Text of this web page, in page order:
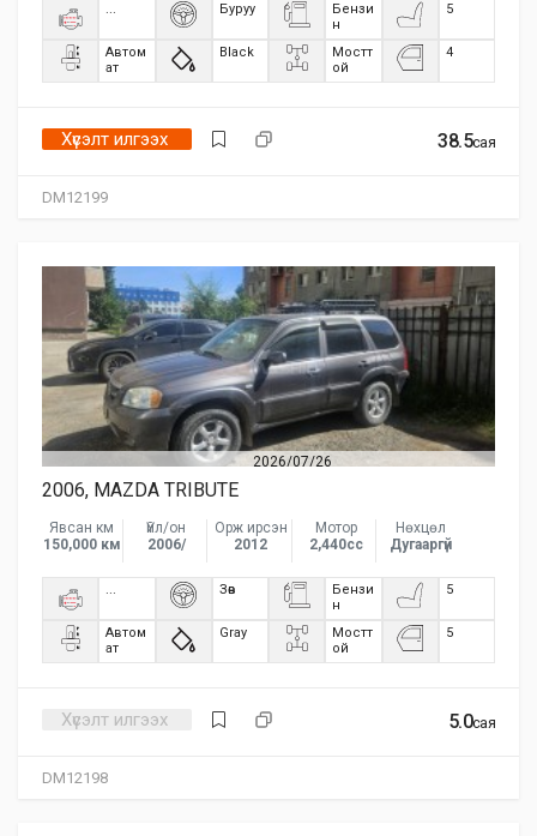
DM12199
... Буруу
Бензи
н
5
Автом
ат
Black
Мостт
ой
4
38.5сая
Хүсэлт илгээх
2026/07/26
DM12198
2006, MAZDA TRIBUTE
Явсан км
150,000 км
Үйл/он
2006/
Орж ирсэн
2012
Мотор
2,440сс
Нөхцөл
Дугааргүй
... Зөв
Бензи
н
5
Автом
ат
Gray
Мостт
ой
5
5.0сая
Хүсэлт илгээх